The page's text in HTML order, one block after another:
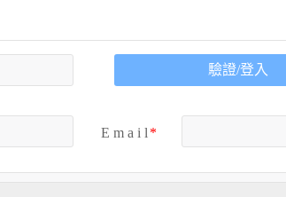
驗證/登入
E m a i l